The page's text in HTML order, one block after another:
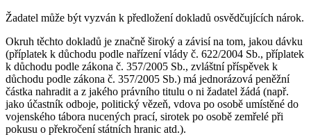
Žadatel může být vyzván k předložení dokladů osvědčujících nárok.
Okruh těchto dokladů je značně široký a závisí na tom, jakou dávku
(příplatek k důchodu podle nařízení vlády č. 622/2004 Sb., příplatek
k důchodu podle zákona č. 357/2005 Sb., zvláštní příspěvek k
důchodu podle zákona č. 357/2005 Sb.) má jednorázová peněžní
částka nahradit a z jakého právního titulu o ni žadatel žádá (např.
jako účastník odboje, politický vězeň, vdova po osobě umístěné do
vojenského tábora nucených prací, sirotek po osobě zemřelé při
pokusu o překročení státních hranic atd.).